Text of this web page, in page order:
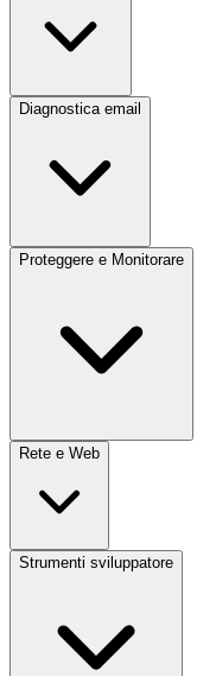
Diagnostica email
Proteggere e Monitorare
Rete e Web
Strumenti sviluppatore